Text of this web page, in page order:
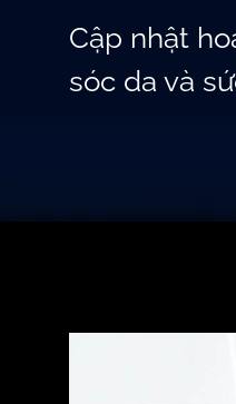
Cập nhật
sóc da và